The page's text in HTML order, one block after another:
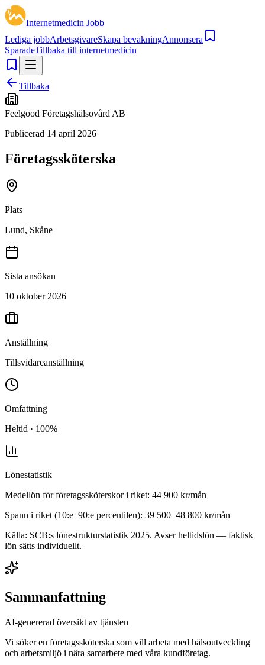
Internetmedicin Jobb
Lediga jobbArbetsgivareSkapa bevakningAnnonsera
SparadeTillbaka till internetmedicin
Tillbaka
Feelgood Företagshälsovård AB
Publicerad 14 april 2026
Företagssköterska
Plats
Lund, Skåne
Sista ansökan
10 oktober 2026
Anställning
Tillsvidareanställning
Omfattning
Heltid · 100%
Lönestatistik
Medellön förföretagssköterskori riket: 44 900 kr/mån
Spann i riket (10:e–90:e percentilen): 39 500–48 800 kr/mån
Källa: SCB:s lönestrukturstatistik 2025. Avser heltidslön — faktisk
lön sätts individuellt.
Sammanfattning
AI-genererad översikt av tjänsten
Vi söker en företagssköterska som vill arbeta med hälsoutveckling
och arbetsmiljö i nära samarbete med våra kundföretag.